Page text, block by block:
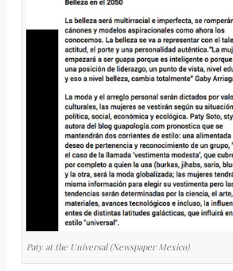
Paty at the Universal (Newspaper Mexico)